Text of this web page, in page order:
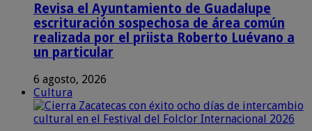
Revisa el Ayuntamiento de Guadalupe
escrituración sospechosa de área común
realizada por el priista Roberto Luévano a
un particular
6 agosto, 2026
Cultura